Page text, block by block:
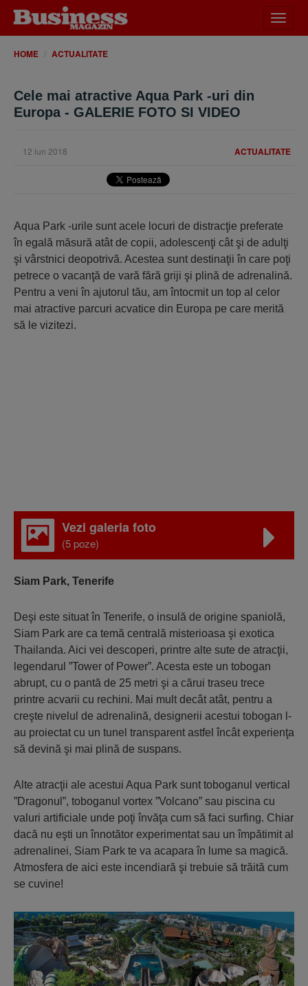
meniu
HOME ACTUALITATE
Cele mai atractive Aqua Park -uri din
Europa - GALERIE FOTO SI VIDEO
ACTUALITATE
12 iun 2018
Aqua Park -urile sunt acele locuri de distracţie preferate
în egală măsură atât de copii, adolescenţi cât şi de adulţi
şi vârstnici deopotrivă. Acestea sunt destinaţii în care poţi
petrece o vacanţă de vară fără griji şi plină de adrenalină.
Pentru a veni în ajutorul tău, am întocmit un top al celor
mai atractive parcuri acvatice din Europa pe care merită
să le vizitezi.
Vezi galeria foto
(5 poze)
Siam Park, Tenerife
Deşi este situat în Tenerife, o insulă de origine spaniolă,
Siam Park are ca temă centrală misterioasa şi exotica
Thailanda. Aici vei descoperi, printre alte sute de atracţii,
legendarul ”Tower of Power”. Acesta este un tobogan
abrupt, cu o pantă de 25 metri şi a cărui traseu trece
printre acvarii cu rechini. Mai mult decât atât, pentru a
creşte nivelul de adrenalină, designerii acestui tobogan l-
au proiectat cu un tunel transparent astfel încât experienţa
să devină şi mai plină de suspans.
Alte atracţii ale acestui Aqua Park sunt toboganul vertical
”Dragonul”, toboganul vortex ”Volcano” sau piscina cu
valuri artificiale unde poţi învăţa cum să faci surfing. Chiar
dacă nu eşti un înnotător experimentat sau un împătimit al
adrenalinei, Siam Park te va acapara în lume sa magică.
Atmosfera de aici este incendiară şi trebuie să trăită cum
se cuvine!